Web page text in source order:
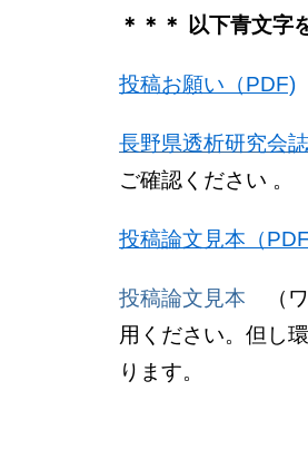
＊＊＊ 以下青文字
投稿お願い（PDF)
長野県透析研究会
ご確認ください 。
投稿論文見本（
投稿論文見本 （ワ
用ください。但し
ります。